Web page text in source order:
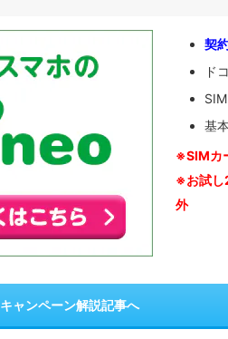
契
ド
基
※SIMカ
※お試し
外
キャンペーン解説記事へ